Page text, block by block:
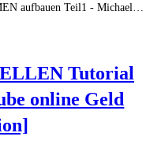
aufbauen Teil1 - Michael…
Tutorial
online Geld